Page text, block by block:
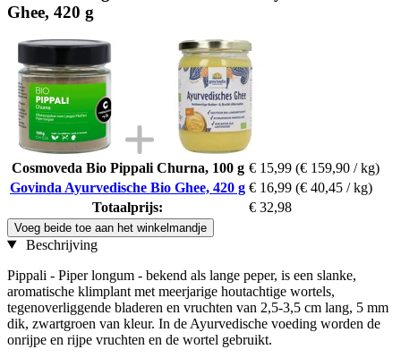
Ghee, 420 g
Cosmoveda Bio Pippali Churna, 100 g € 15,99 (€ 159,90 / kg)
Govinda Ayurvedische Bio Ghee, 420 g € 16,99 (€ 40,45 / kg)
Totaalprijs:
€ 32,98
Voeg beide toe aan het winkelmandje
Beschrijving
Pippali - Piper longum - bekend als lange peper, is een slanke,
aromatische klimplant met meerjarige houtachtige wortels,
tegenoverliggende bladeren en vruchten van 2,5-3,5 cm lang, 5 mm
dik, zwartgroen van kleur. In de Ayurvedische voeding worden de
onrijpe en rijpe vruchten en de wortel gebruikt.